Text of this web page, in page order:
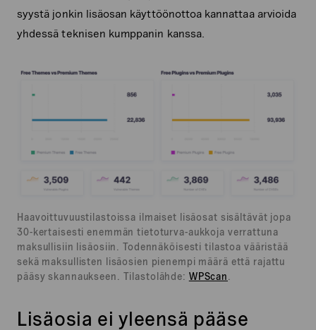
syystä jonkin lisäosan käyttöönottoa kannattaa arvioida
yhdessä teknisen kumppanin kanssa.
Haavoittuvuustilastoissa ilmaiset lisäosat sisältävät jopa
30-kertaisesti enemmän tietoturva-aukkoja verrattuna
maksullisiin lisäosiin. Todennäköisesti tilastoa vääristää
sekä maksullisten lisäosien pienempi määrä että rajattu
pääsy skannaukseen. Tilastolähde: WPScan.
Lisäosia ei yleensä pääse